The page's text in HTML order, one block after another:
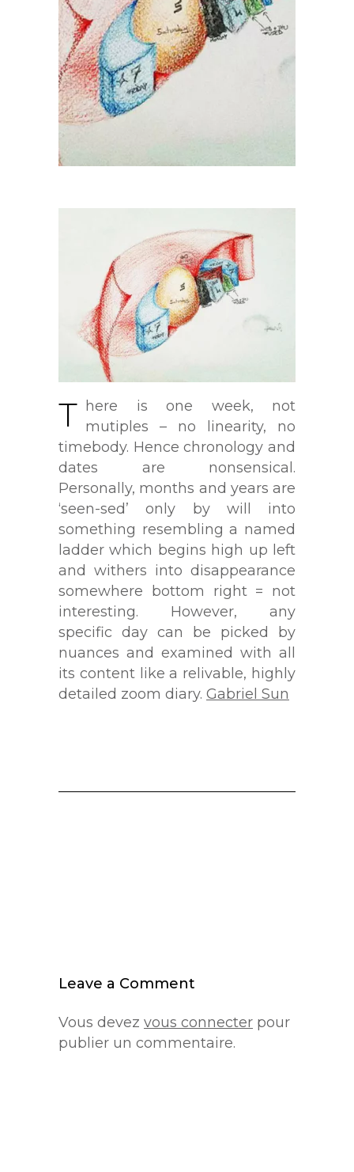
T here is one week, not
mutiples – no linearity, no
timebody. Hence chronology and
dates are nonsensical.
Personally, months and years are
‘seen-sed’ only by will into
something resembling a named
ladder which begins high up left
and withers into disappearance
somewhere bottom right = not
interesting. However, any
specific day can be picked by
nuances and examined with all
its content like a relivable, highly
detailed zoom diary. Gabriel Sun
Leave a Comment
Vous devez vous connecter pour
publier un commentaire.